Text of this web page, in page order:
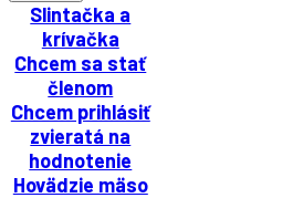
Slintačka a
krívačka
Chcem sa stať
členom
Chcem prihlásiť
zvieratá na
hodnotenie
Hovädzie mäso